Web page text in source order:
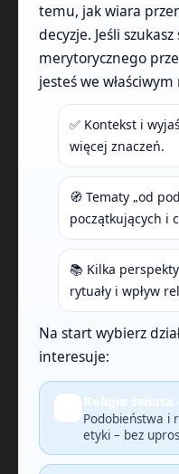
temu, jak wiara
decyzje. Jeśli
merytorycznego
jesteś we
✅ Kontekst i
więcej znaczeń.
🧭 Tematy „od
początkujących i
📚 Kilka
rytuały i wpływ
Na start wybierz
interesuje:
Religie
Podobieństwa i
etyki – bez